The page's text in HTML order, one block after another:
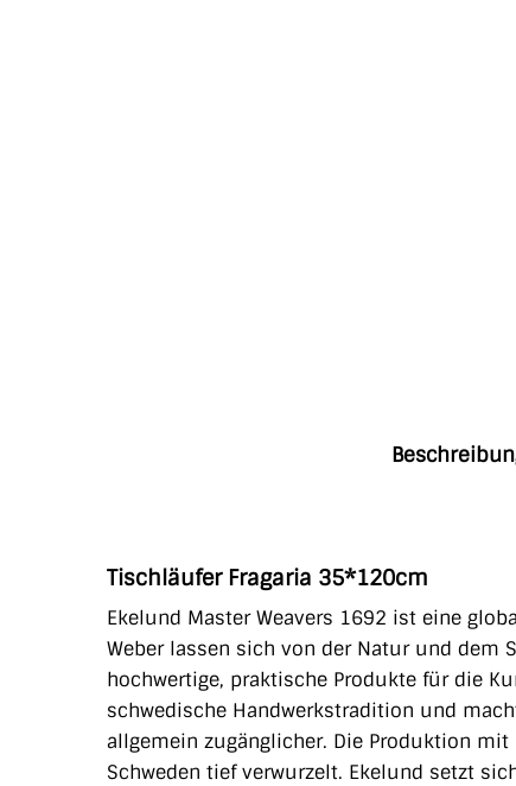
Tischläufer Fragaria 35*120cm
Ekelund Master Weavers 1692 ist eine
Weber lassen sich von der Natur und dem
hochwertige, praktische Produkte für die
schwedische Handwerkstradition und
allgemein zugänglicher. Die Produktion mit
Schweden tief verwurzelt. Ekelund setzt